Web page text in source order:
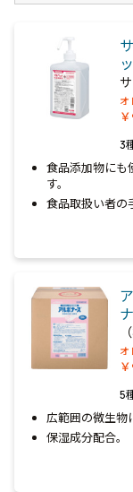
オ
￥
3
食品添加物にも
す。
食品取扱い者の
オ
￥
5
広範囲の微生物
保湿成分配合。